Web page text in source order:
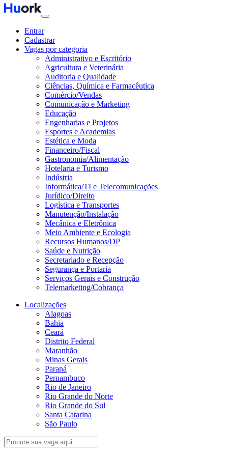
Entrar
Cadastrar
Vagas por categoria
Administrativo e Escritório
Agricultura e Veterinária
Auditoria e Qualidade
Ciências, Química e Farmacêutica
Comércio/Vendas
Comunicação e Marketing
Educação
Engenharias e Projetos
Esportes e Academias
Estética e Moda
Financeiro/Fiscal
Gastronomia/Alimentação
Hotelaria e Turismo
Indústria
Informática/TI e Telecomunicações
Jurídico/Direito
Logística e Transportes
Manutenção/Instalação
Mecânica e Eletrônica
Meio Ambiente e Ecologia
Recursos Humanos/DP
Saúde e Nutrição
Secretariado e Recepção
Segurança e Portaria
Serviços Gerais e Construção
Telemarketing/Cobrança
Localizações
Alagoas
Bahia
Ceará
Distrito Federal
Maranhão
Minas Gerais
Paraná
Pernambuco
Rio de Janeiro
Rio Grande do Norte
Rio Grande do Sul
Santa Catarina
São Paulo